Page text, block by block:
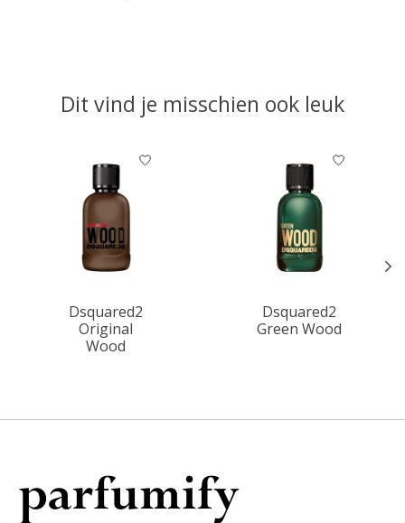
Dit vind je misschien ook leuk
Items van productcarrousel
Dsquared2
Original
Wood
Dsquared2
Green Wood